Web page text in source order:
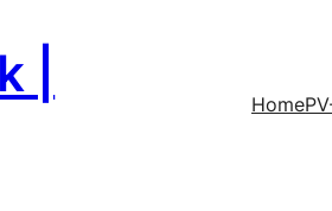
|
Home